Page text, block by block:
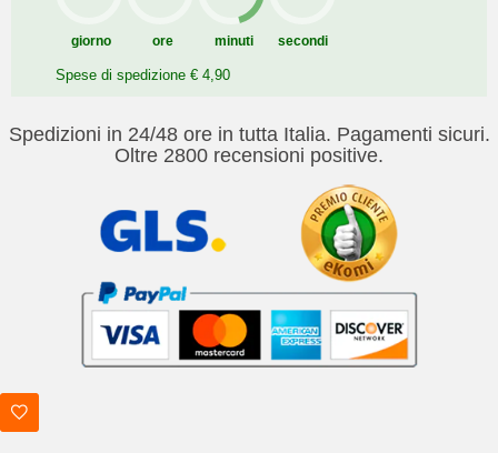
giorno ore minuti secondi
Spese di spedizione € 4,90
Spedizioni in 24/48 ore in tutta Italia. Pagamenti sicuri.
Oltre 2800 recensioni positive.